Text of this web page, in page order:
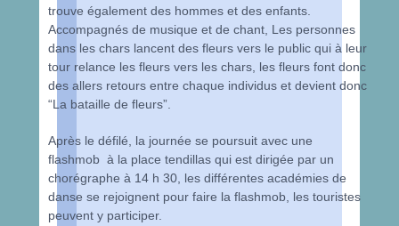
trouve également des hommes et des enfants.
Accompagnés de musique et de chant, Les personnes
dans les chars lancent des fleurs vers le public qui à leur
tour relance les fleurs vers les chars, les fleurs font donc
des allers retours entre chaque individus et devient donc
“La bataille de fleurs”.
Après le défilé, la journée se poursuit avec une
flashmob à la place tendillas qui est dirigée par un
chorégraphe à 14 h 30, les différentes académies de
danse se rejoignent pour faire la flashmob, les touristes
peuvent y participer.